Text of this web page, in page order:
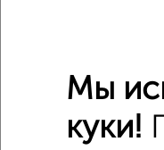
Мы
куки!